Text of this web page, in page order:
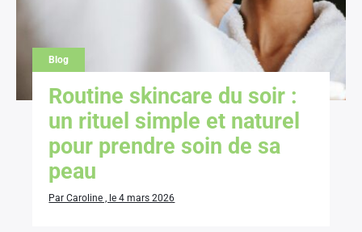
Blog
Routine skincare du soir :
un rituel simple et naturel
pour prendre soin de sa
peau
Par Caroline , le 4 mars 2026